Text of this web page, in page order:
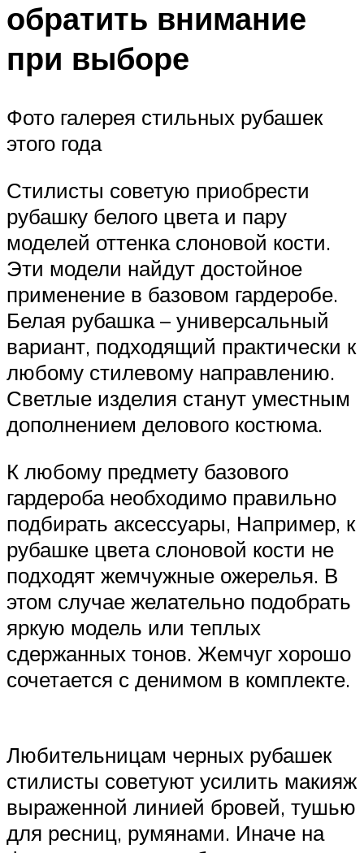
обратить внимание
при выборе
Фото галерея стильных рубашек
этого года
Стилисты советую приобрести
рубашку белого цвета и пару
моделей оттенка слоновой кости.
Эти модели найдут достойное
применение в базовом гардеробе.
Белая рубашка – универсальный
вариант, подходящий практически к
любому стилевому направлению.
Светлые изделия станут уместным
дополнением делового костюма.
К любому предмету базового
гардероба необходимо правильно
подбирать аксессуары, Например, к
рубашке цвета слоновой кости не
подходят жемчужные ожерелья. В
этом случае желательно подобрать
яркую модель или теплых
сдержанных тонов. Жемчуг хорошо
сочетается с денимом в комплекте.
Любительницам черных рубашек
стилисты советуют усилить макияж
выраженной линией бровей, тушью
для ресниц, румянами. Иначе на